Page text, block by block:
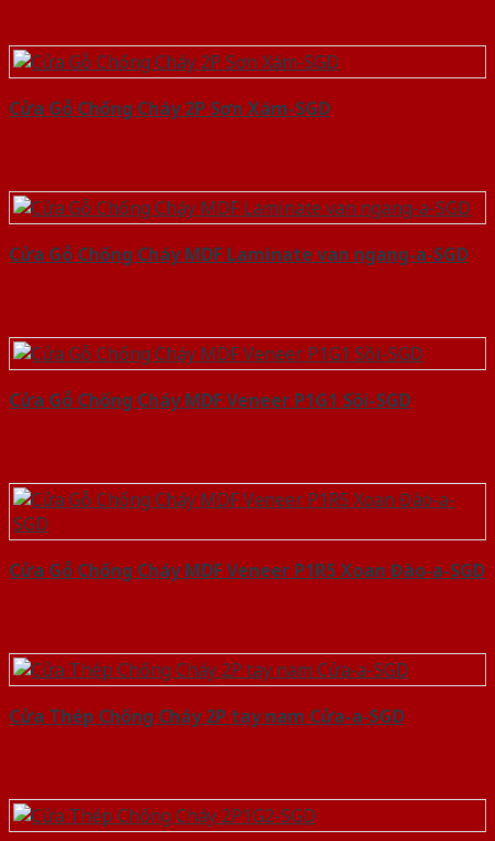
Cửa Gỗ Chống Cháy 2P Sơn Xám-SGD
Cửa Gỗ Chống Cháy MDF Laminate van ngang-a-SGD
Cửa Gỗ Chống Cháy MDF Veneer P1G1 Sồi-SGD
Cửa Gỗ Chống Cháy MDF Veneer P1R5 Xoan Đào-a-SGD
Cửa Thép Chống Cháy 2P tay nam Cửa-a-SGD